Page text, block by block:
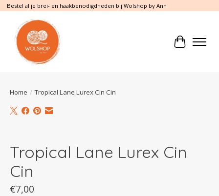
Bestel al je brei- en haakbenodigdheden bij Wolshop by Ann
Home / Tropical Lane Lurex Cin Cin
Tropical Lane Lurex Cin
Cin
€7,00